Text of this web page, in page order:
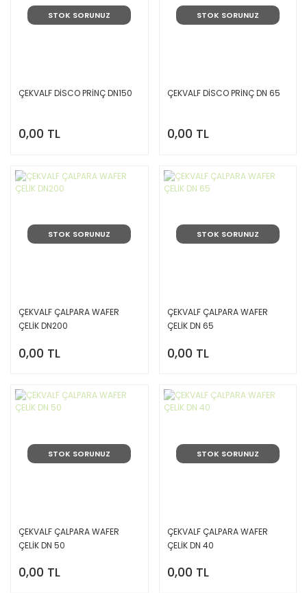
STOK SORUNUZ
ÇEKVALF DİSCO PRİNÇ DN150
0,00 TL
STOK SORUNUZ
ÇEKVALF DİSCO PRİNÇ DN 65
0,00 TL
STOK SORUNUZ
ÇEKVALF ÇALPARA WAFER
ÇELİK DN200
0,00 TL
STOK SORUNUZ
ÇEKVALF ÇALPARA WAFER
ÇELİK DN 65
0,00 TL
STOK SORUNUZ
ÇEKVALF ÇALPARA WAFER
ÇELİK DN 50
0,00 TL
STOK SORUNUZ
ÇEKVALF ÇALPARA WAFER
ÇELİK DN 40
0,00 TL